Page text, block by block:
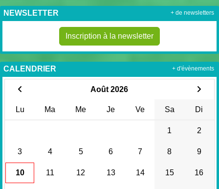
NEWSLETTER
Inscription à la newsletter
+ de newsletters
CALENDRIER
Août 2026
Lu Ma Me Je Ve Sa Di
1 2
3 4 5 6 7 8 9
10 11 12 13 14 15 16
+ d'évènements